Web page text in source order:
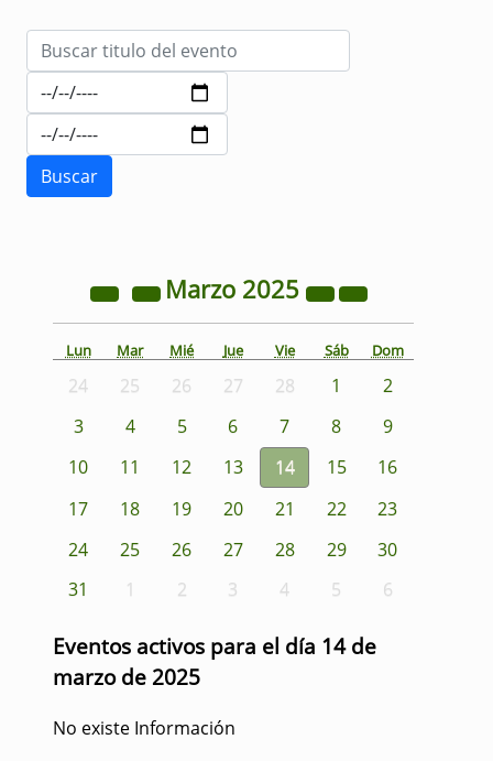
Marzo 2025
Lun Mar Mié Jue Vie Sáb Dom
24 25 26 27 28 1
2
3
4 5 6 7 8
9
10
11 12 13 14 15
16
17
18 19 20 21 22
23
24
25 26 27 28 29
30
31
1 2 3 4 5 6
Eventos activos para el día 14 de
marzo de 2025
No existe Información